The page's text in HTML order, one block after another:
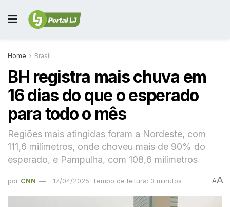
Home Brasil
BH registra mais chuva em
16 dias do que o esperado
para todo o mês
Regiões mais atingidas foram a Nordeste, com
111,6 milímetros, onde choveu mais de 90% do
esperado, e Pampulha, com 108,6 milímetros
por CNN 17/04/2025 Tempo de leitura: 3 minutos AA